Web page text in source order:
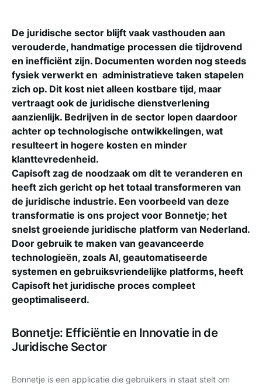
De juridische sector blijft vaak vasthouden aan
verouderde, handmatige processen die tijdrovend
en inefficiënt zijn. Documenten worden nog steeds
fysiek verwerkt en administratieve taken stapelen
zich op. Dit kost niet alleen kostbare tijd, maar
vertraagt ook de juridische dienstverlening
aanzienlijk. Bedrijven in de sector lopen daardoor
achter op technologische ontwikkelingen, wat
resulteert in hogere kosten en minder
klanttevredenheid.
Capisoft zag de noodzaak om dit te veranderen en
heeft zich gericht op het totaal transformeren van
de juridische industrie. Een voorbeeld van deze
transformatie is ons project voor Bonnetje; het
snelst groeiende juridische platform van Nederland.
Door gebruik te maken van geavanceerde
technologieën, zoals AI, geautomatiseerde
systemen en gebruiksvriendelijke platforms, heeft
Capisoft het juridische proces compleet
geoptimaliseerd.
Bonnetje: Efficiëntie en Innovatie in de
Juridische Sector
Bonnetje is een applicatie die gebruikers in staat stelt om